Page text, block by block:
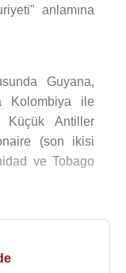
anlamına
Guyana,
Kolombiya ile
Küçük Antiller
(son ikisi
ve Tobago